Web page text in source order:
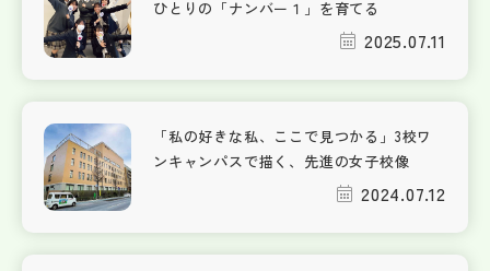
ひとりの「ナンバー１」を育てる
2025.07.11
「私の好きな私、ここで見つかる」3校ワ
ンキャンパスで描く、先進の女子校像
2024.07.12